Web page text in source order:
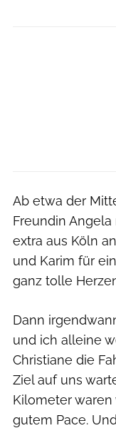
Ab etwa der
Freundin
extra aus Köln
und Karim für
ganz tolle
Dann
und ich alleine
Christiane die
Ziel auf uns
Kilometer
gutem Pace.